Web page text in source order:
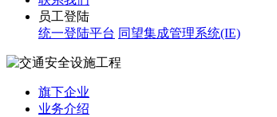
员工登陆
统一登陆平台 同望集成管理系统(IE)
旗下企业
业务介绍